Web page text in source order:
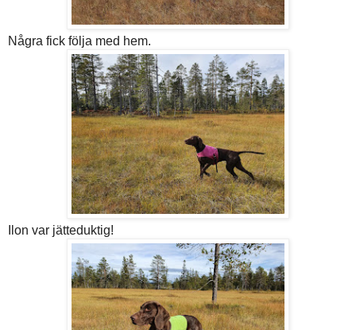
Några fick följa med hem.
Ilon var jätteduktig!